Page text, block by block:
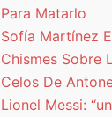
Para Matarlo
Sofía Martínez
Chismes Sobre
Celos De
Lionel Messi: